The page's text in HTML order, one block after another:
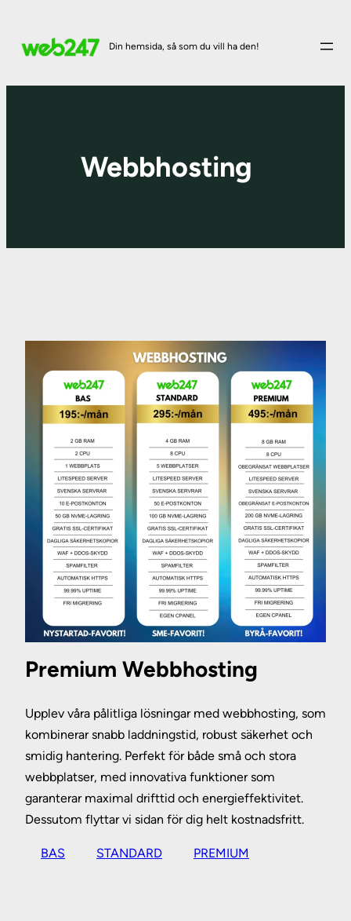
Din hemsida, så som du vill ha den!
Webbhosting
Premium Webbhosting
Upplev våra pålitliga lösningar med webbhosting, som
kombinerar snabb laddningstid, robust säkerhet och
smidig hantering. Perfekt för både små och stora
webbplatser, med innovativa funktioner som
garanterar maximal drifttid och energieffektivitet.
Dessutom flyttar vi sidan för dig helt kostnadsfritt.
BAS STANDARD PREMIUM